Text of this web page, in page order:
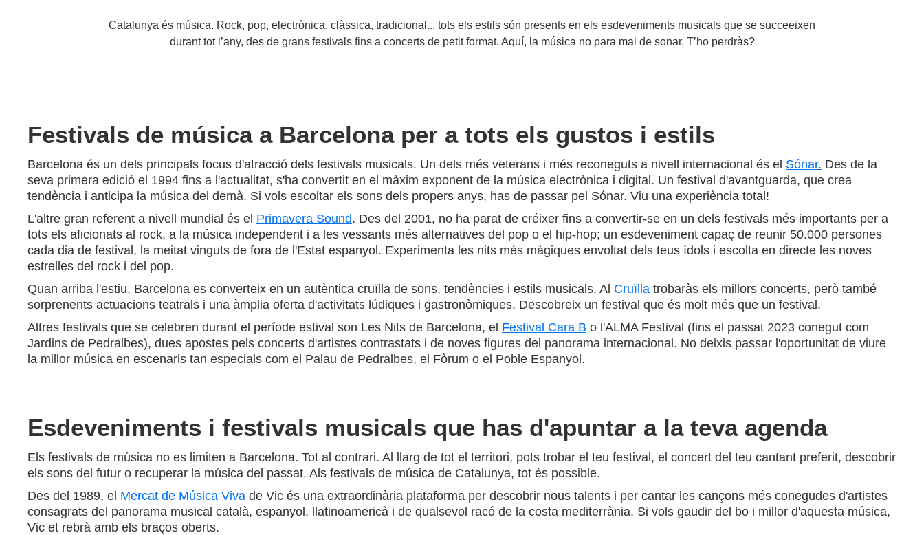
Catalunya és música. Rock, pop, electrònica, clàssica, tradicional... tots els estils són presents en els esdeveniments musicals que se succeeixen
durant tot l’any, des de grans festivals fins a concerts de petit format. Aquí, la música no para mai de sonar. T’ho perdràs?
Festivals de música a Barcelona per a tots els gustos i estils
Barcelona és un dels principals focus d'atracció dels festivals musicals. Un dels més veterans i més reconeguts a nivell internacional és el Sónar. Des de la
seva primera edició el 1994 fins a l'actualitat, s'ha convertit en el màxim exponent de la música electrònica i digital. Un festival d'avantguarda, que crea
tendència i anticipa la música del demà. Si vols escoltar els sons dels propers anys, has de passar pel Sónar. Viu una experiència total!
L'altre gran referent a nivell mundial és el Primavera Sound. Des del 2001, no ha parat de créixer fins a convertir-se en un dels festivals més importants per a
tots els aficionats al rock, a la música independent i a les vessants més alternatives del pop o el hip-hop; un esdeveniment capaç de reunir 50.000 persones
cada dia de festival, la meitat vinguts de fora de l'Estat espanyol. Experimenta les nits més màgiques envoltat dels teus ídols i escolta en directe les noves
estrelles del rock i del pop.
Quan arriba l'estiu, Barcelona es converteix en un autèntica cruïlla de sons, tendències i estils musicals. Al Cruïlla trobaràs els millors concerts, però també
sorprenents actuacions teatrals i una àmplia oferta d'activitats lúdiques i gastronòmiques. Descobreix un festival que és molt més que un festival.
Altres festivals que se celebren durant el període estival son Les Nits de Barcelona, el Festival Cara B o l'ALMA Festival (fins el passat 2023 conegut com
Jardins de Pedralbes), dues apostes pels concerts d'artistes contrastats i de noves figures del panorama internacional. No deixis passar l'oportunitat de viure
la millor música en escenaris tan especials com el Palau de Pedralbes, el Fòrum o el Poble Espanyol.
Esdeveniments i festivals musicals que has d'apuntar a la teva agenda
Els festivals de música no es limiten a Barcelona. Tot al contrari. Al llarg de tot el territori, pots trobar el teu festival, el concert del teu cantant preferit, descobrir
els sons del futur o recuperar la música del passat. Als festivals de música de Catalunya, tot és possible.
Des del 1989, el Mercat de Música Viva de Vic és una extraordinària plataforma per descobrir nous talents i per cantar les cançons més conegudes d'artistes
consagrats del panorama musical català, espanyol, llatinoamericà i de qualsevol racó de la costa mediterrània. Si vols gaudir del bo i millor d'aquesta música,
Vic et rebrà amb els braços oberts.